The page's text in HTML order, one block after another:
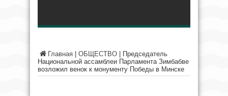
Главная ОБЩЕСТВО
Председатель
Национальной ассамблеи Парламента Зимбабве
возложил венок к монументу Победы в Минске